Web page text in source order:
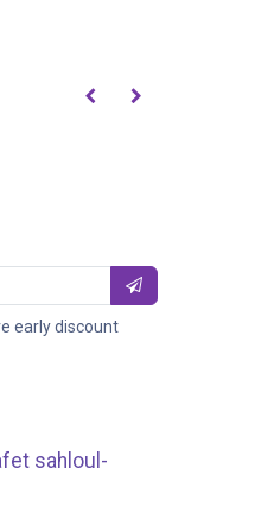
early discount
sahloul-